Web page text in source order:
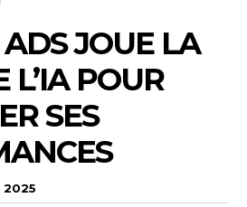
JOUE LA
L’IA POUR
SES
2025